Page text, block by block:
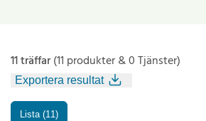
11 träffar(11 produkter & 0 Tjänster)
Exportera resultat
Lista (11)